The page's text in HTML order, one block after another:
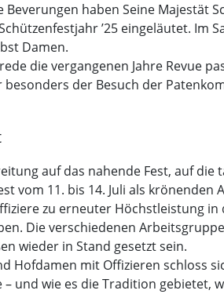
haben Seine Majestät
’25 eingeläutet.
Damen.
die vergangenen Jahre Revue
der Besuch der
auf das nahende Fest, auf
vom 11. bis 14. Juli als krönenden
zu erneuter Höchstleistung
Die verschiedenen
wieder in Stand gesetzt sein.
Hofdamen mit Offizieren schloss
– und wie es die Tradition